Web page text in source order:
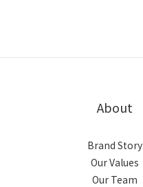
About
Brand Story
Our Values
Our Team